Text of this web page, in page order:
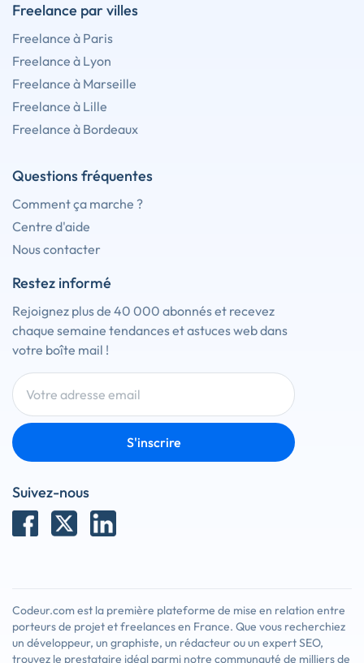
Freelance par villes
Freelance à Paris
Freelance à Lyon
Freelance à Marseille
Freelance à Lille
Freelance à Bordeaux
Questions fréquentes
Comment ça marche ?
Centre d'aide
Nous contacter
Restez informé
Rejoignez plus de 40 000 abonnés et recevez
chaque semaine tendances et astuces web dans
votre boîte mail !
S'inscrire
Suivez-nous
Codeur.com est la première plateforme de mise en relation entre
porteurs de projet et freelances en France. Que vous recherchiez
un développeur, un graphiste, un rédacteur ou un expert SEO,
trouvez le prestataire idéal parmi notre communauté de milliers de